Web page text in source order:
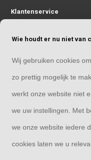
Klantenservice
Mijn account
Wie houdt er nu niet van
Wij gebruiken cookies
zo prettig mogelijk te
werkt onze website niet
we uw instellingen. Met
we onze website iedere
cookies laten we u